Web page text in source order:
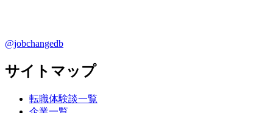
@jobchangedb
サイトマップ
転職体験談一覧